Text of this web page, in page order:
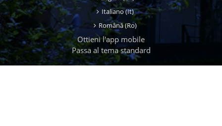
Italiano ‎(it)‎
Română ‎(ro)‎
Ottieni l'app mobile
Passa al tema standard